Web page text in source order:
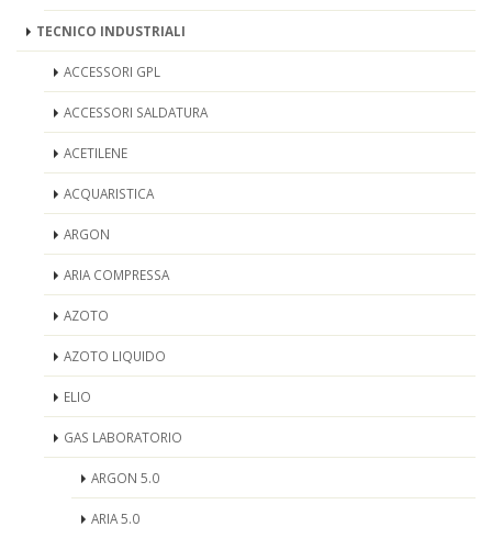
TECNICO INDUSTRIALI
ACCESSORI GPL
ACCESSORI SALDATURA
ACETILENE
ACQUARISTICA
ARGON
ARIA COMPRESSA
AZOTO
AZOTO LIQUIDO
ELIO
GAS LABORATORIO
ARGON 5.0
ARIA 5.0